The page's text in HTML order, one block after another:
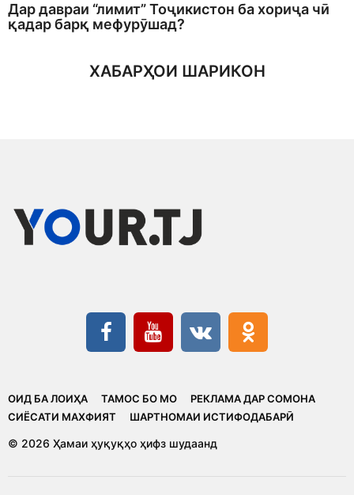
Дар давраи “лимит” Тоҷикистон ба хориҷа чӣ
қадар барқ мефурӯшад?
ХАБАРҲОИ ШАРИКОН
ОИД БА ЛОИҲА ТАМОС БО МО
РЕКЛАМА ДАР СОМОНА
CИЁСАТИ МАХФИЯТ
ШАРТНОМАИ ИСТИФОДАБАРӢ
© 2026 Ҳамаи ҳуқуқҳо ҳифз шудаанд